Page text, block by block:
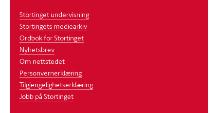
Stortinget undervisning
Stortingets mediearkiv
Ordbok for Stortinget
Nyhetsbrev
Om nettstedet
Personvernerklæring
Tilgjengelighetserklæring
Jobb på Stortinget